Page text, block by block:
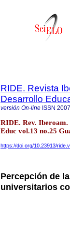
RIDE. Revista
Desarrollo
versión On-line ISSN
RIDE. Rev.
Educ vol.13 no.25
https://doi.org/10.23913/
Percepción de
universitarios